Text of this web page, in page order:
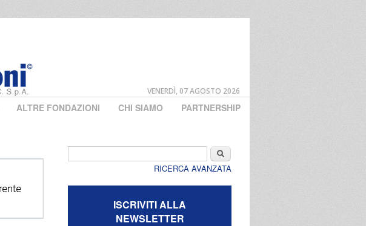
VENERDÌ, 07 AGOSTO 2026
ALTRE FONDAZIONI CHI SIAMO PARTNERSHIP
Cerca
RICERCA AVANZATA
ISCRIVITI ALLA
NEWSLETTER